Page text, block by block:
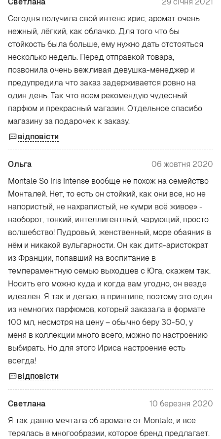
Сегодня получила свой интенс ирис, аромат очень
нежный, лёгкий, как облачко. Для того что бы
стойкость была больше, ему нужно дать отстояться
несколько недель. Перед отправкой товара,
позвонила очень вежливая девушка-менеджер и
предупредила что заказ задерживается ровно на
один день. Так что всем рекомендую чудесный
парфюм и прекрасный магазин. Отдельное спасибо
магазину за подарочек к заказу.
відповісти
Ольга
06 жовтня 2020
Montale So Iris Intense вообще не похож на семейство
Монталей. Нет, то есть он стойкий, как они все, но не
напористый, не нахрапистый, не «умри всё живое» -
наоборот, тонкий, интеллигентный, чарующий, просто
волшебство! Пудровый, женственный, море обаяния в
нём и никакой вульгарности. Он как дитя-аристократ
из Франции, попавший на воспитание в
темпераментную семью выходцев с Юга, скажем так.
Носить его можно куда и когда вам угодно, он везде
идеален. Я так и делаю, в принципе, поэтому это один
из немногих парфюмов, который заказала в формате
100 мл, несмотря на цену – обычно беру 30-50, у
меня в коллекции много всего, можно по настроению
выбирать. Но для этого Ириса настроение есть
всегда!
відповісти
Светлана
10 березня 2020
Я так давно мечтала об аромате от Montale, и все
терялась в многообразии, которое бренд предлагает.